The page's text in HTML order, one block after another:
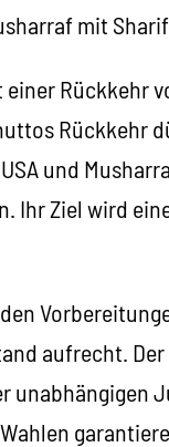
mit
Rückkehr
Rückkehr
und
Ihr Ziel wird
aufrecht.
unabhängigen